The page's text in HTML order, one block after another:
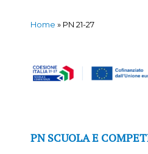
Home » PN 21-27
PN SCUOLA E